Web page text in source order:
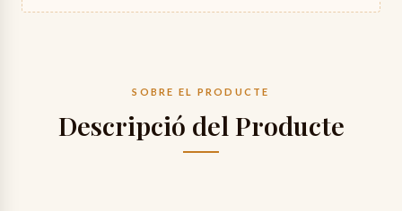
SOBRE EL PRODUCTE
Descripció del Producte